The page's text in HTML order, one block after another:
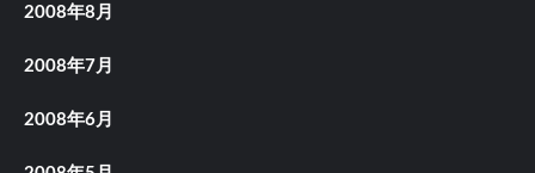
2008年8月
2008年7月
2008年6月